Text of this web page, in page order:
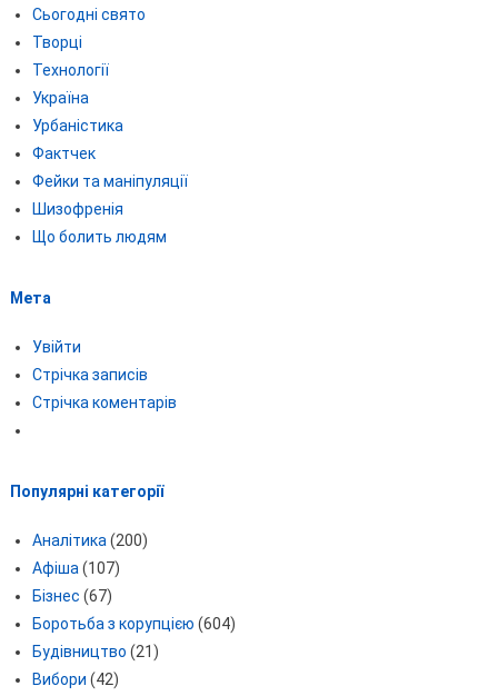
Сьогодні свято
Творці
Технології
Україна
Урбаністика
Фактчек
Фейки та маніпуляції
Шизофренія
Що болить людям
Мета
Увійти
Стрічка записів
Стрічка коментарів
Популярні категорії
Аналітика (200)
Афіша (107)
Бізнес (67)
Боротьба з корупцією (604)
Будівництво (21)
Вибори (42)